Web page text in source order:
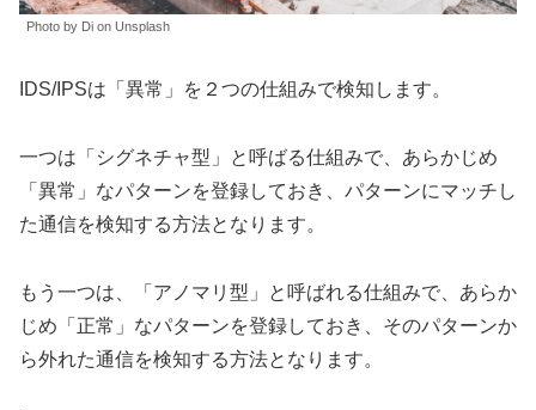
Photo by Di on Unsplash
IDS/IPSは「異常」を２つの仕組みで検知します。
一つは「シグネチャ型」と呼ばる仕組みで、あらかじめ
「異常」なパターンを登録しておき、パターンにマッチし
た通信を検知する方法となります。
もう一つは、「アノマリ型」と呼ばれる仕組みで、あらか
じめ「正常」なパターンを登録しておき、そのパターンか
ら外れた通信を検知する方法となります。